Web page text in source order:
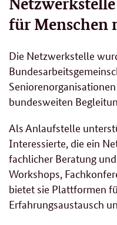
für Menschen
Die Netzwerkstelle
bundesweiten
Als Anlaufstelle
Interessierte, die ein
fachlicher Beratung
Workshops,
bietet sie Plattformen
Erfahrungsaustausch